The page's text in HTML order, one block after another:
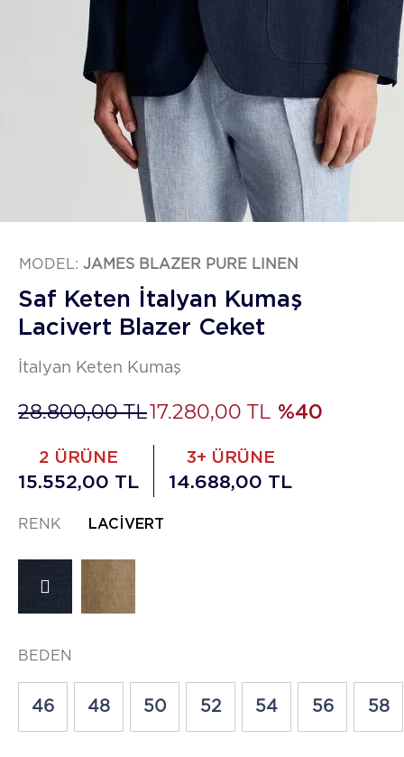
MODEL: JAMES BLAZER PURE LINEN
Saf Keten İtalyan Kumaş
Lacivert Blazer Ceket
İtalyan Keten Kumaş
28.800,00 TL17.280,00 TL %40
2 ÜRÜNE
15.552,00 TL
3+ ÜRÜNE
14.688,00 TL
RENK LACIVERT
BEDEN
46 48 50 52 54 56 58